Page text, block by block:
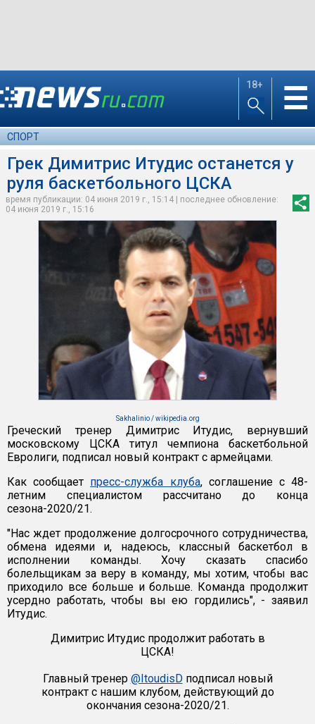
18+ ☰
СПОРТ
Грек Димитрис Итудис останется у
руля баскетбольного ЦСКА
время публикации: 04 июня 2019 г., 15:14 | последнее обновление:
04 июня 2019 г., 15:16
Sakhalinio / wikipedia.org
Греческий тренер Димитрис Итудис, вернувший
московскому ЦСКА титул чемпиона баскетбольной
Евролиги, подписал новый контракт с армейцами.
Как сообщает пресс-служба клуба, соглашение с 48-
летним специалистом рассчитано до конца
сезона-2020/21.
"Нас ждет продолжение долгосрочного сотрудничества,
обмена идеями и, надеюсь, классный баскетбол в
исполнении команды. Хочу сказать спасибо
болельщикам за веру в команду, мы хотим, чтобы вас
приходило все больше и больше. Команда продолжит
усердно работать, чтобы вы ею гордились", - заявил
Итудис.
Димитрис Итудис продолжит работать в
ЦСКА!
Главный тренер @ItoudisDподписал новый
контракт с нашим клубом, действующий до
окончания сезона-2020/21.